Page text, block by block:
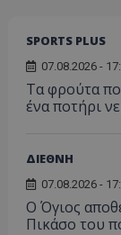
SPORTS PLUS
07.08.2026 -
Τα φρούτα
ένα ποτήρι
ΔΙΕΘΝΗ
07.08.2026 -
Ο Όγιος
Πικάσο του